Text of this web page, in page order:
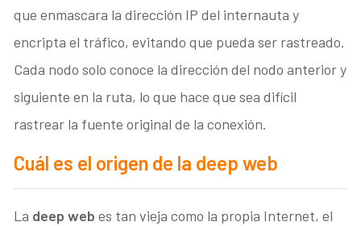
que enmascara la dirección IP del internauta y
encripta el tráfico, evitando que pueda ser rastreado.
Cada nodo solo conoce la dirección del nodo anterior y
siguiente en la ruta, lo que hace que sea difícil
rastrear la fuente original de la conexión.
Cuál es el origen de la deep web
La deep web es tan vieja como la propia Internet, el